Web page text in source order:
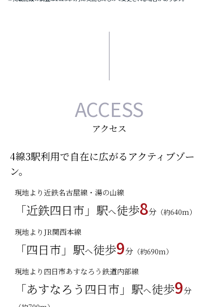
ファミリーマートJR四日市駅前店・・・徒歩10分（約790m）
菅谷歯科医院・・・徒歩3分（約230m）
なんの歯科クリニック・・・徒歩4分（約250m）
ReBon Dental Clinic・・・徒歩4分（約300m）
棟方内科・・・徒歩6分（約460m）
椙山内科小児科医院・・・徒歩6分（約460m）
西村内科小児科・・・徒歩7分（約540m）
石田胃腸科病院・・・徒歩8分（約630m）
BANK
三井住友信託銀行四日市支店・・・徒歩2分（約120m）
百五銀行四日市支店/四日市駅前支店・・・徒歩3分（約240m）
三十三銀行新道支店/中央通支店・・・徒歩5分（約350m）
あいち銀行四日市中央支店/富田中央支店/名張支店/上野支店/
ACCESS
アクセス
4線3駅利用で自在に広がるアクティブゾー
ン。
現地より近鉄名古屋線・湯の山線
「近鉄四日市」駅へ徒歩8分 （約640m）
現地よりJR関西本線
「四日市」駅へ徒歩9分 （約690m）
現地より四日市あすなろう鉄道内部線
「あすなろう四日市」駅へ徒歩9分